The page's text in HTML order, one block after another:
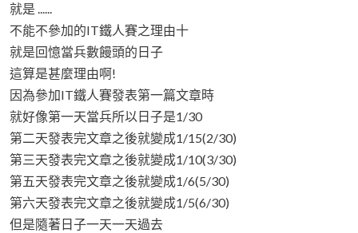
就是 ......
不能不參加的IT鐵人賽之理由十
就是回憶當兵數饅頭的日子
這算是甚麼理由啊!
因為參加IT鐵人賽發表第一篇文章時
就好像第一天當兵所以日子是1/30
第二天發表完文章之後就變成1/15(2/30)
第三天發表完文章之後就變成1/10(3/30)
第五天發表完文章之後就變成1/6(5/30)
第六天發表完文章之後就變成1/5(6/30)
但是隨著日子一天一天過去